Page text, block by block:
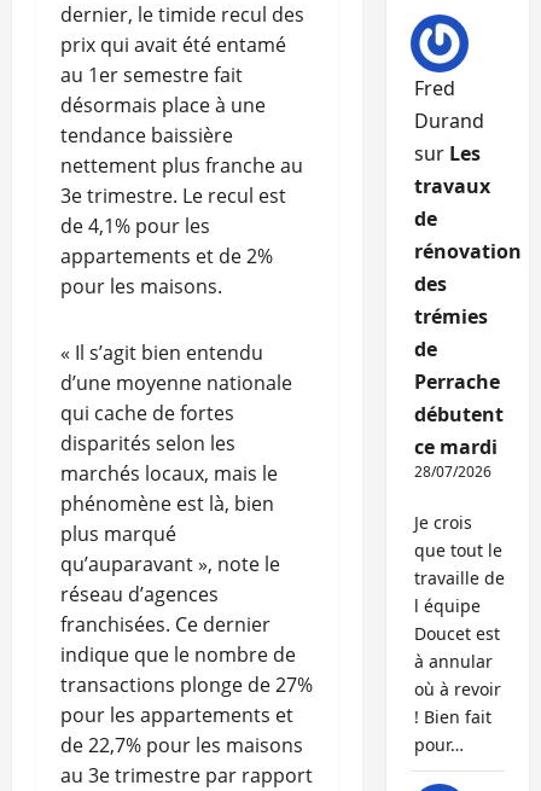
dernier, le timide recul des
prix qui avait été entamé
au 1er semestre fait
désormais place à une
tendance baissière
nettement plus franche au
3e trimestre. Le recul est
de 4,1% pour les
appartements et de 2%
pour les maisons.
« Il s’agit bien entendu
d’une moyenne nationale
qui cache de fortes
disparités selon les
marchés locaux, mais le
phénomène est là, bien
plus marqué
qu’auparavant », note le
réseau d’agences
franchisées. Ce dernier
indique que le nombre de
transactions plonge de 27%
pour les appartements et
de 22,7% pour les maisons
au 3e trimestre par rapport
Fred
Durand
sur Les
travaux
de
rénovation
des
trémies
de
Perrache
débutent
ce mardi
28/07/2026
Je crois
que tout le
travaille de
l équipe
Doucet est
à annular
où à revoir
! Bien fait
pour…